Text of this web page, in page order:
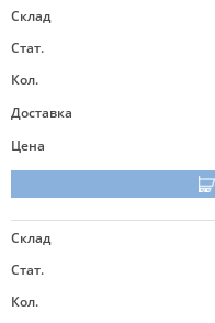
Склад
Стат.
Кол.
Доставка
Цена
Склад
Стат.
Кол.